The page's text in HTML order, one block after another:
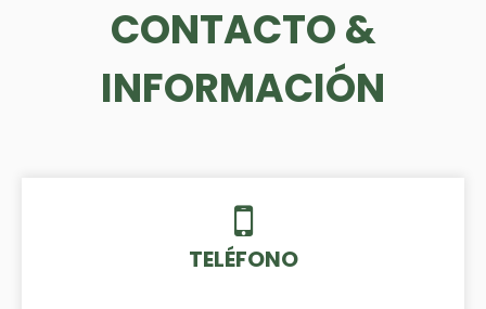
CONTACTO &
INFORMACIÓN
TELÉFONO